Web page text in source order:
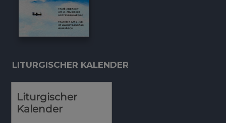
LITURGISCHER KALENDER